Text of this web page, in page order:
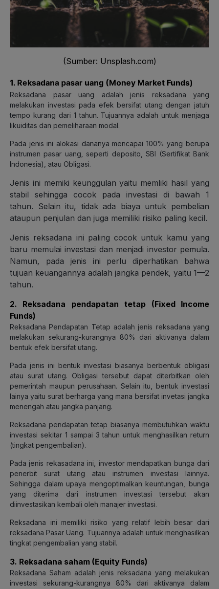
(Sumber: Unsplash.com)
1. Reksadana pasar uang (Money Market Funds)
Reksadana pasar uang adalah jenis reksadana yang
melakukan investasi pada efek bersifat utang dengan jatuh
tempo kurang dari 1 tahun. Tujuannya adalah untuk menjaga
likuiditas dan pemeliharaan modal.
Pada jenis ini alokasi dananya mencapai 100% yang berupa
instrumen pasar uang, seperti deposito, SBI (Sertifikat Bank
Indonesia), atau Obligasi.
Jenis ini memiki keunggulan yaitu memliki hasil yang
stabil sehingga cocok pada investasi di bawah 1
tahun. Selain itu, tidak ada biaya untuk pembelian
ataupun penjulan dan juga memiliki risiko paling kecil.
Jenis reksadana ini paling cocok untuk kamu yang
baru memulai investasi dan menjadi investor pemula.
Namun, pada jenis ini perlu diperhatikan bahwa
tujuan keuangannya adalah jangka pendek, yaitu 1—2
tahun.
2. Reksadana pendapatan tetap (Fixed Income
Funds)
Reksadana Pendapatan Tetap adalah jenis reksadana yang
melakukan sekurang-kurangnya 80% dari aktivanya dalam
bentuk efek bersifat utang.
Pada jenis ini bentuk investasi biasanya berbentuk obligasi
atau surat utang. Obligasi tersebut dapat diterbitkan oleh
pemerintah maupun perusahaan. Selain itu, bentuk investasi
lainya yaitu surat berharga yang mana bersifat invetasi jangka
menengah atau jangka panjang.
Reksadana pendapatan tetap biasanya membutuhkan waktu
investasi sekitar 1 sampai 3 tahun untuk menghasilkan return
(tingkat pengembalian).
Pada jenis rekasadana ini, investor mendapatkan bunga dari
penerbit surat utang atau instrumen investasi lainnya.
Sehingga dalam upaya mengoptimalkan keuntungan, bunga
yang diterima dari instrumen investasi tersebut akan
diinvestasikan kembali oleh manajer investasi.
Reksadana ini memiliki risiko yang relatif lebih besar dari
reksadana Pasar Uang. Tujuannya adalah untuk menghasilkan
tingkat pengembalian yang stabil.
3. Reksadana saham (Equity Funds)
Reksadana Saham adalah jenis reksadana yang melakukan
investasi sekurang-kurangnya 80% dari aktivanya dalam